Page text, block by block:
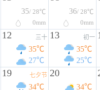
35/ 28℃
0mm
36/ 28℃
0mm
12 三十
35℃
27℃
13 初一
35℃
25℃
19 七夕节
34℃
20
34℃